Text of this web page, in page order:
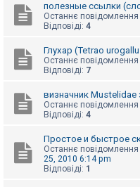
полезные ссылки
Останнє повідомлення
Відповіді: 4
Глухар (Tetrao
Останнє повідомлення
Відповіді: 7
визначник Mustelidae
Останнє повідомлення
Відповіді: 4
Простое и быстрое
Останнє повідомлення
25, 2010 6:14 pm
Відповіді: 1